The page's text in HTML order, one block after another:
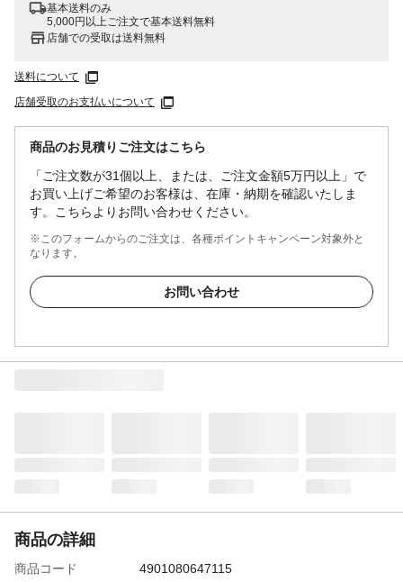
基本送料のみ
5,000円以上ご注文で基本送料無料
店舗での受取は送料無料
送料について
店舗受取のお支払いについて
商品のお見積りご注文はこちら
「ご注文数が31個以上、または、ご注文金額5万円以上」で
お買い上げご希望のお客様は、在庫・納期を確認いたしま
す。こちらよりお問い合わせください。
※このフォームからのご注文は、各種ポイントキャンペーン対象外と
なります。
お問い合わせ
商品の詳細
商品コード
4901080647115